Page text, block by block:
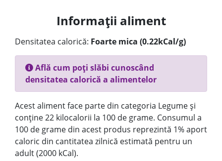
Informații aliment
Densitatea calorică: Foarte mica (0.22kCal/g)
Află cum poți slăbi cunoscând
densitatea calorică a alimentelor
Acest aliment face parte din categoria Legume și
conține 22 kilocalorii la 100 de grame. Consumul a
100 de grame din acest produs reprezintă 1% aport
caloric din cantitatea zilnică estimată pentru un
adult (2000 kCal).